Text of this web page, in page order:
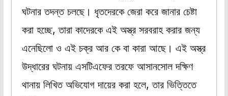
ঘটনার তদন্ত চলছে। ধৃতদেরকে জেরা করে জানার চেষ্টা
করা হচ্ছে, তারা কাদেরকে এই অস্ত্র সরবরাহ করার জন্য
এনেছিলো ও এই চক্র আর কে বা কারা আছে। এই অস্ত্র
উদ্ধারের ঘটনায় এসটিএফের তরফে আসানসোল দক্ষিণ
থানায় লিখিত অভিযোগ দায়ের করা হলে, তার ভিত্তিতে